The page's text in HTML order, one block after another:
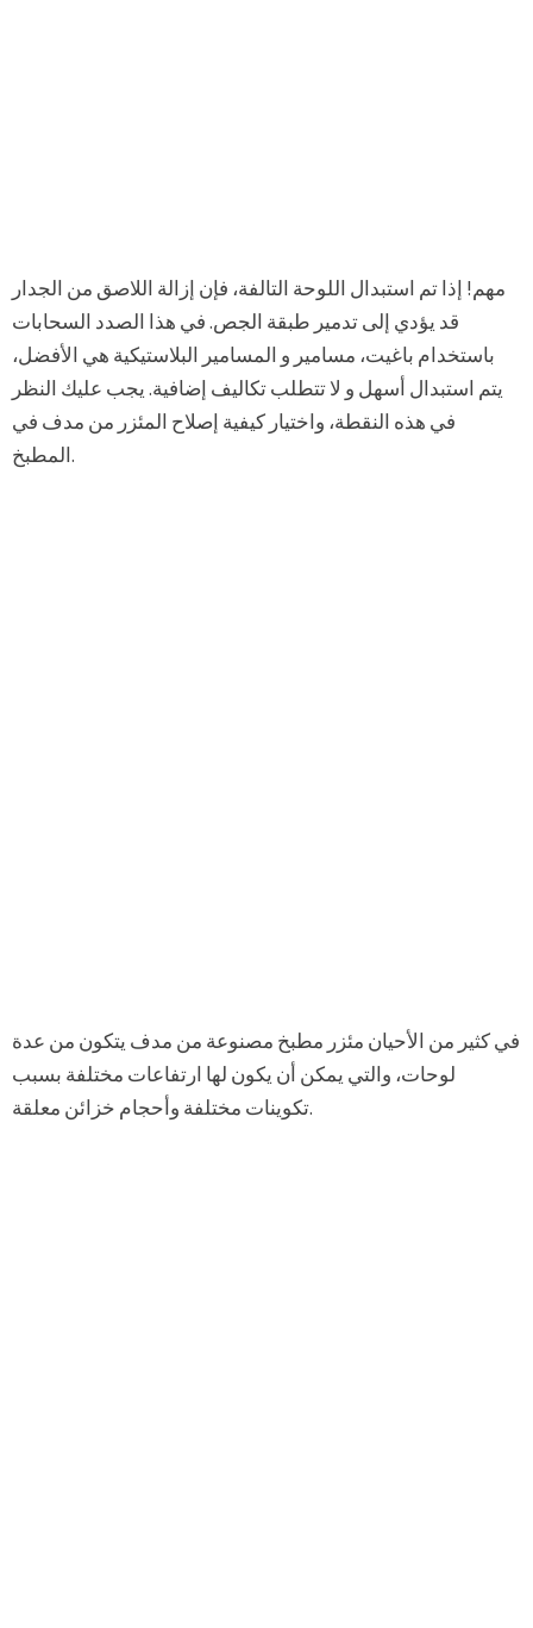
مهم! إذا تم استبدال اللوحة التالفة، فإن إزالة اللاصق من الجدار
قد يؤدي إلى تدمير طبقة الجص. في هذا الصدد السحابات
باستخدام باغيت، مسامير و المسامير البلاستيكية هي الأفضل،
يتم استبدال أسهل و لا تتطلب تكاليف إضافية. يجب عليك النظر
في هذه النقطة، واختيار كيفية إصلاح المئزر من مدف في
المطبخ.
في كثير من الأحيان مئزر مطبخ مصنوعة من مدف يتكون من عدة
لوحات، والتي يمكن أن يكون لها ارتفاعات مختلفة بسبب
تكوينات مختلفة وأحجام خزائن معلقة.